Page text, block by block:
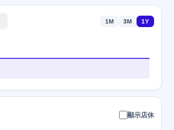
1M 3M 1Y
顯示店休